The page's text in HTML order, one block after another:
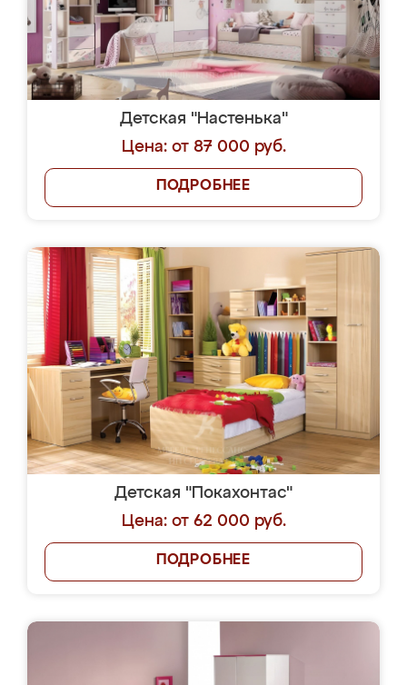
Детская "Настенька"
Цена: от 87 000 руб.
ПОДРОБНЕЕ
Детская "Покахонтас"
Цена: от 62 000 руб.
ПОДРОБНЕЕ